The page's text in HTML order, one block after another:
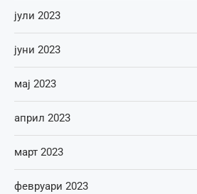
јули 2023
јуни 2023
мај 2023
април 2023
март 2023
февруари 2023